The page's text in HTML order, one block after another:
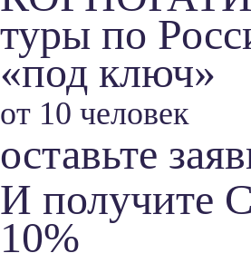
туры по
«под ключ»
от 10 человек
оставьте
И получите
10%